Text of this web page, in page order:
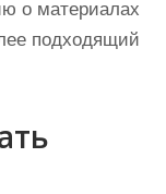
о материалах
подходящий